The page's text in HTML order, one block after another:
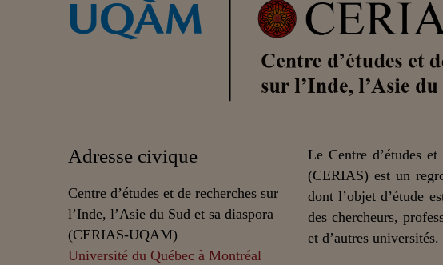
Adresse civique
Centre d’études et de recherches sur
l’Inde, l’Asie du Sud et sa diaspora
(CERIAS-UQAM)
Université du Québec à Montréal
Le Centre d’études
(CERIAS) est un
dont l’objet d’étude
des chercheurs,
et d’autres universités.